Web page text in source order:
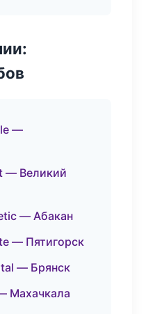
—
— Великий
— Абакан
— Пятигорск
— Брянск
Махачкала